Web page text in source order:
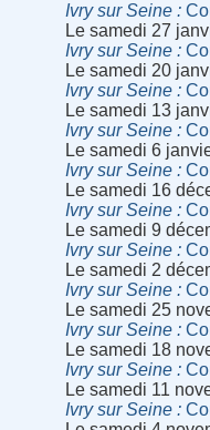
Ivry sur Seine
Le samedi 27
Ivry sur Seine
Le samedi 20
Ivry sur Seine
Le samedi 13
Ivry sur Seine
Le samedi 6
Ivry sur Seine
Le samedi 16
Ivry sur Seine
Le samedi 9
Ivry sur Seine
Le samedi 2
Ivry sur Seine
Le samedi 25
Ivry sur Seine
Le samedi 18
Ivry sur Seine
Le samedi 11
Ivry sur Seine